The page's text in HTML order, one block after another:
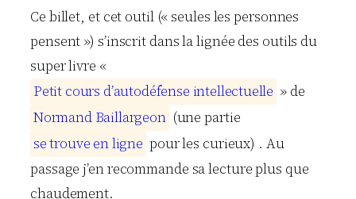
Ce billet, et cet outil (« seules les personnes
pensent ») s’inscrit dans la lignée des outils du
super livre «
Petit cours d’autodéfense intellectuelle » de
Normand Baillargeon (une partie
setrouve enligne pour les curieux) . Au
passage j’en recommande sa lecture plus que
chaudement.